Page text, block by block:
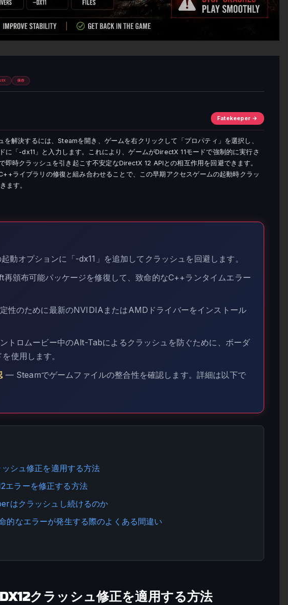
保存
Fatekeeper →
解決するには、Steamを開き、ゲームを右クリックして「プロパティ」を選択し、
に「-dx11」と入力します。これにより、ゲームがDirectX 11モードで強制的に実行さ
即時クラッシュを引き起こす不安定なDirectX 12 APIとの相互作用を回避できます。
ライブラリの修復と組み合わせることで、この早期アクセスゲームの起動時クラッ
ます。
オプションに「-dx11」を追加してクラッシュを回避します。
頒布可能パッケージを修復して、致命的なC++ランタイムエラー
性のために最新のNVIDIAまたはAMDドライバーをインストール
トロムービー中のAlt-Tabによるクラッシュを防ぐために、ボーダ
使用します。
— Steamでゲームファイルの整合性を確認します。詳細は以下で
シュ修正を適用する方法
ラーを修正する方法
はクラッシュし続けるのか
的なエラーが発生する際のよくある間違い
クラッシュ修正を適用する方法